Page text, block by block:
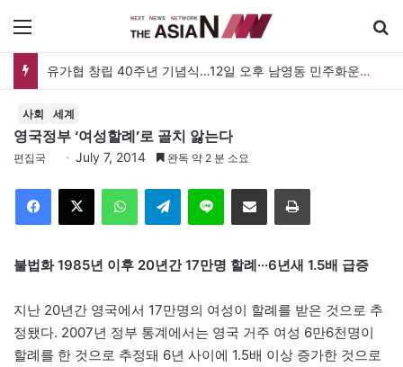
유가협 창립 40주년 기념식…12일 오후 남영동 민주화운동기념관
사회 세계
영국정부 ‘여성할례’로 골치 앓는다
편집국 July 7, 2014 완독 약 2 분 소요
Telegram 이메일
불법화 1985년 이후 20년간 17만명 할례···6년새 1.5배 급증
지난 20년간 영국에서 17만명의 여성이 할례를 받은 것으로 추
정됐다. 2007년 정부 통계에서는 영국 거주 여성 6만6천명이
할례를 한 것으로 추정돼 6년 사이에 1.5배 이상 증가한 것으로